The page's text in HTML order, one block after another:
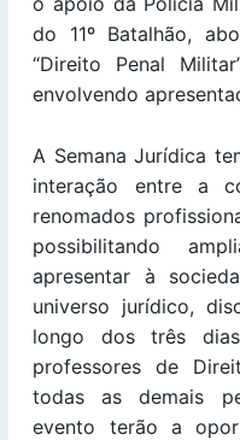
do 11º Batalhão,
“Direito Penal
envolvendo
A Semana Jurídica
interação entre a
renomados
possibilitando
apresentar à
universo jurídico,
longo dos três
professores de
todas as demais
evento terão a